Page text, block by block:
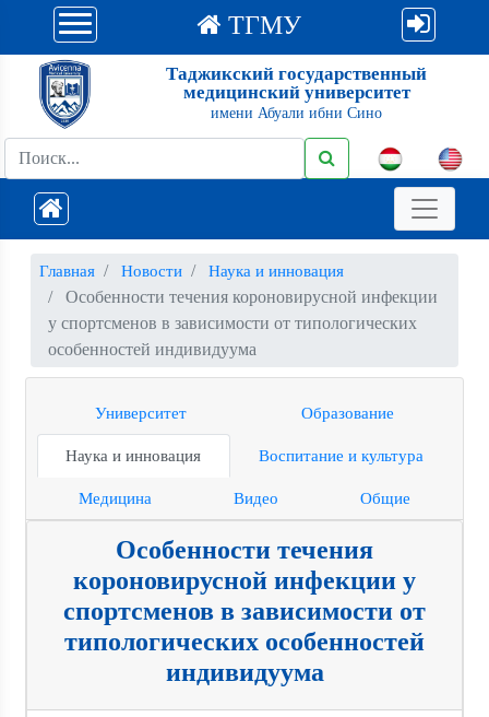
ТГМУ
Таджикский государственный
медицинский университет
имени Абуали ибни Сино
Главная Новости Наука и инновация
Особенности течения короновирусной инфекции
у спортсменов в зависимости от типологических
особенностей индивидуума
Университет Образование
Наука и инновация Воспитание и культура
Медицина Видео Общие
Особенности течения
короновирусной инфекции у
спортсменов в зависимости от
типологических особенностей
индивидуума